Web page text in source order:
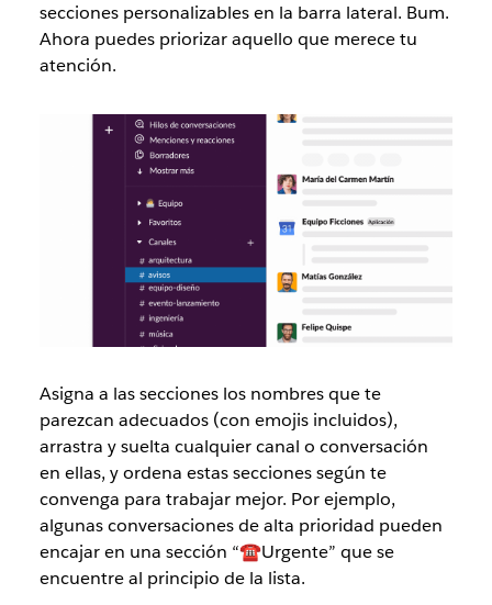
secciones personalizables en la barra lateral. Bum.
Ahora puedes priorizar aquello que merece tu
atención.
Asigna a las secciones los nombres que te
parezcan adecuados (con emojis incluidos),
arrastra y suelta cualquier canal o conversación
en ellas, y ordena estas secciones según te
convenga para trabajar mejor. Por ejemplo,
algunas conversaciones de alta prioridad pueden
encajar en una sección “☎️Urgente” que se
encuentre al principio de la lista.